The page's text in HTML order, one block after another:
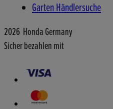
Garten Händlersuche
2026 Honda Germany
Sicher bezahlen mit